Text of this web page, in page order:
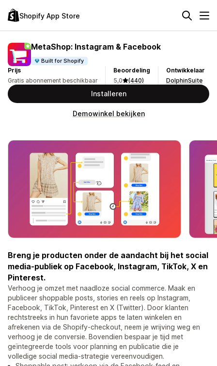
Shopify App Store
MetaShop: Instagram & Facebook
Built for Shopify
Prijs
Gratis abonnement beschikbaar
Beoordeling
5,0
(440)
Ontwikkelaar
DolphinSuite
Installeren
Demowinkel bekijken
Breng je producten onder de aandacht bij het social
media-publiek op Facebook, Instagram, TikTok, X en
Pinterest.
Verhoog je omzet met naadloze social commerce. Maak en
publiceer shoppable posts, stories en reels op Instagram,
Facebook, TikTok, Pinterest en X (Twitter). Door klanten
rechtstreeks in hun favoriete apps te laten winkelen en
afrekenen via de Shopify-checkout, neem je wrijving weg en
verhoog je de conversie. Bovendien bespaar je tijd met
geïntegreerde tools voor planning en publicatie die je
volledige social media-strategie vereenvoudigen.